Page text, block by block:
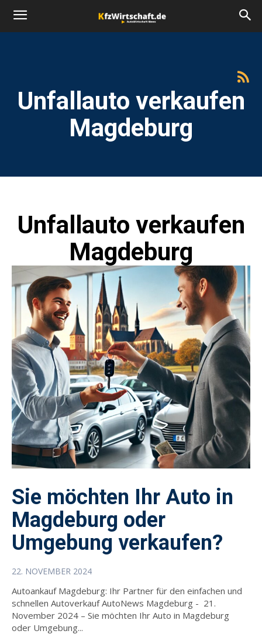
Unfallauto verkaufen
Magdeburg
Unfallauto verkaufen
Magdeburg
Sie möchten Ihr Auto in
Magdeburg oder
Umgebung verkaufen?
22. NOVEMBER 2024
Autoankauf Magdeburg: Ihr Partner für den einfachen und
schnellen Autoverkauf AutoNews Magdeburg - 21.
November 2024 – Sie möchten Ihr Auto in Magdeburg
oder Umgebung...